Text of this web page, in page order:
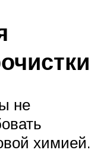
не
химией.